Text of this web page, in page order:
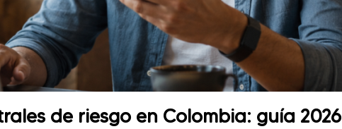
de riesgo en Colombia: guía 2026